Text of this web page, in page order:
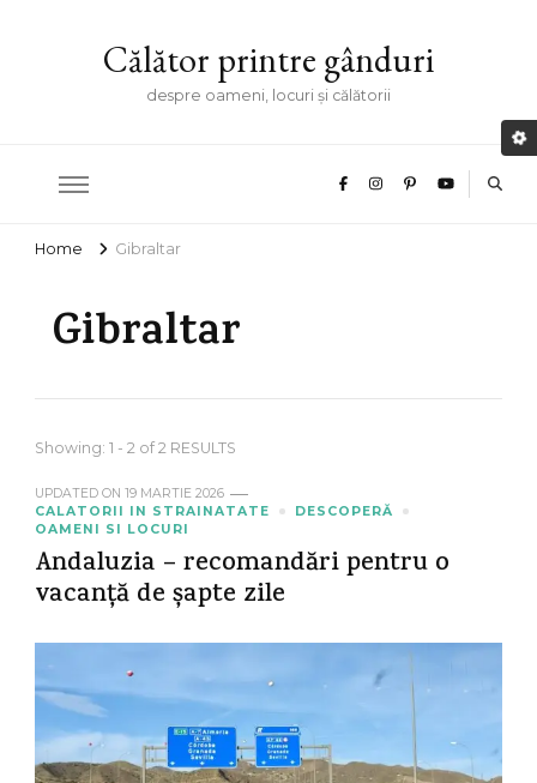
Călător printre gânduri
despre oameni, locuri și călătorii
Home Gibraltar
Gibraltar
Showing: 1 - 2 of 2 RESULTS
UPDATED ON 19 MARTIE 2026
CALATORII IN STRAINATATE
DESCOPERĂ
OAMENI SI LOCURI
Andaluzia – recomandări pentru o
vacanță de șapte zile